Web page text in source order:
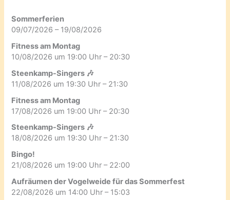
Sommerferien
09/07/2026 – 19/08/2026
Fitness am Montag
10/08/2026 um 19:00 Uhr – 20:30
Steenkamp-Singers 🎶
11/08/2026 um 19:30 Uhr – 21:30
Fitness am Montag
17/08/2026 um 19:00 Uhr – 20:30
Steenkamp-Singers 🎶
18/08/2026 um 19:30 Uhr – 21:30
Bingo!
21/08/2026 um 19:00 Uhr – 22:00
Aufräumen der Vogelweide für das Sommerfest
22/08/2026 um 14:00 Uhr – 15:03